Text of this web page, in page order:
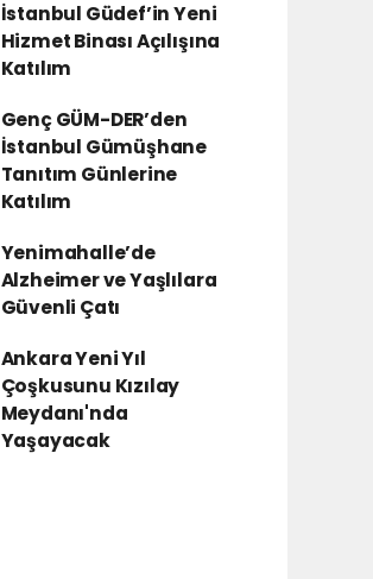
İstanbul Güdef’in Yeni
Hizmet Binası Açılışına
Katılım
Genç GÜM-DER’den
İstanbul Gümüşhane
Tanıtım Günlerine
Katılım
Yenimahalle’de
Alzheimer ve Yaşlılara
Güvenli Çatı
Ankara Yeni Yıl
Çoşkusunu Kızılay
Meydanı'nda
Yaşayacak